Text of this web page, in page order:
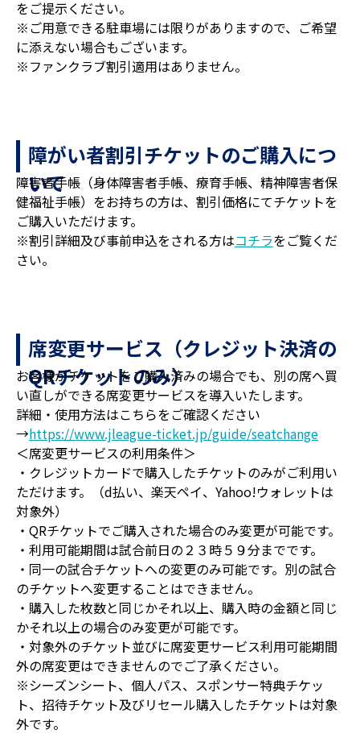
をご提示ください。
※ご用意できる駐車場には限りがありますので、ご希望
に添えない場合もございます。
※ファンクラブ割引適用はありません。
障がい者割引チケットのご購入につ
いて
障害者手帳（身体障害者手帳、療育手帳、精神障害者保
健福祉手帳）をお持ちの方は、割引価格にてチケットを
ご購入いただけます。
※割引詳細及び事前申込をされる方はコチラをご覧くだ
さい。
席変更サービス（クレジット決済の
QRチケットのみ）
お客様がチケットをご購入済みの場合でも、別の席へ買
い直しができる席変更サービスを導入いたします。
詳細・使用方法はこちらをご確認ください
→https://www.jleague-ticket.jp/guide/seatchange
＜席変更サービスの利用条件＞
・クレジットカードで購入したチケットのみがご利用い
ただけます。（d払い、楽天ペイ、Yahoo!ウォレットは
対象外）
・QRチケットでご購入された場合のみ変更が可能です。
・利用可能期間は試合前日の２３時５９分までです。
・同一の試合チケットへの変更のみ可能です。別の試合
のチケットへ変更することはできません。
・購入した枚数と同じかそれ以上、購入時の金額と同じ
かそれ以上の場合のみ変更が可能です。
・対象外のチケット並びに席変更サービス利用可能期間
外の席変更はできませんのでご了承ください。
※シーズンシート、個人パス、スポンサー特典チケッ
ト、招待チケット及びリセール購入したチケットは対象
外です。